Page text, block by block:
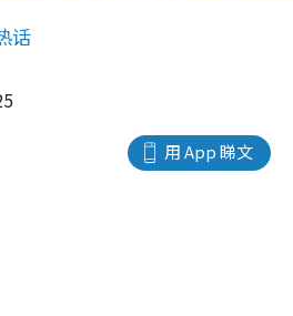
话
用 App 睇文